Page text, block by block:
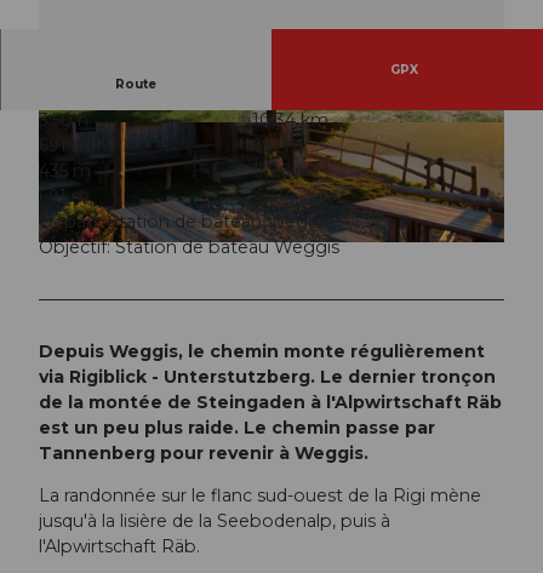
© Alpwirtschaft Räb, Weggis Vitznau Rigi
© Tourist Information Weggis (Luzern Tourism
© Tourist Information Weggis (Luzern Tourism
us AG), Weggis Vitznau Rigi
Route
GPX
3:50 h
10,34 km
691 m
691 m
435 m
1.126 m
691 m
Départ: Station de bateau Weggis
Objectif: Station de bateau Weggis
Depuis Weggis, le chemin monte régulièrement
via Rigiblick - Unterstutzberg. Le dernier tronçon
de la montée de Steingaden à l'Alpwirtschaft Räb
est un peu plus raide. Le chemin passe par
Tannenberg pour revenir à Weggis.
La randonnée sur le flanc sud-ouest de la Rigi mène
jusqu'à la lisière de la Seebodenalp, puis à
l'Alpwirtschaft Räb.